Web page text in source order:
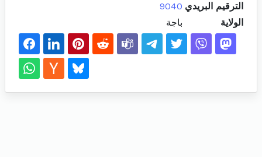
الترقيم البريدي 9040
الولاية
باجة